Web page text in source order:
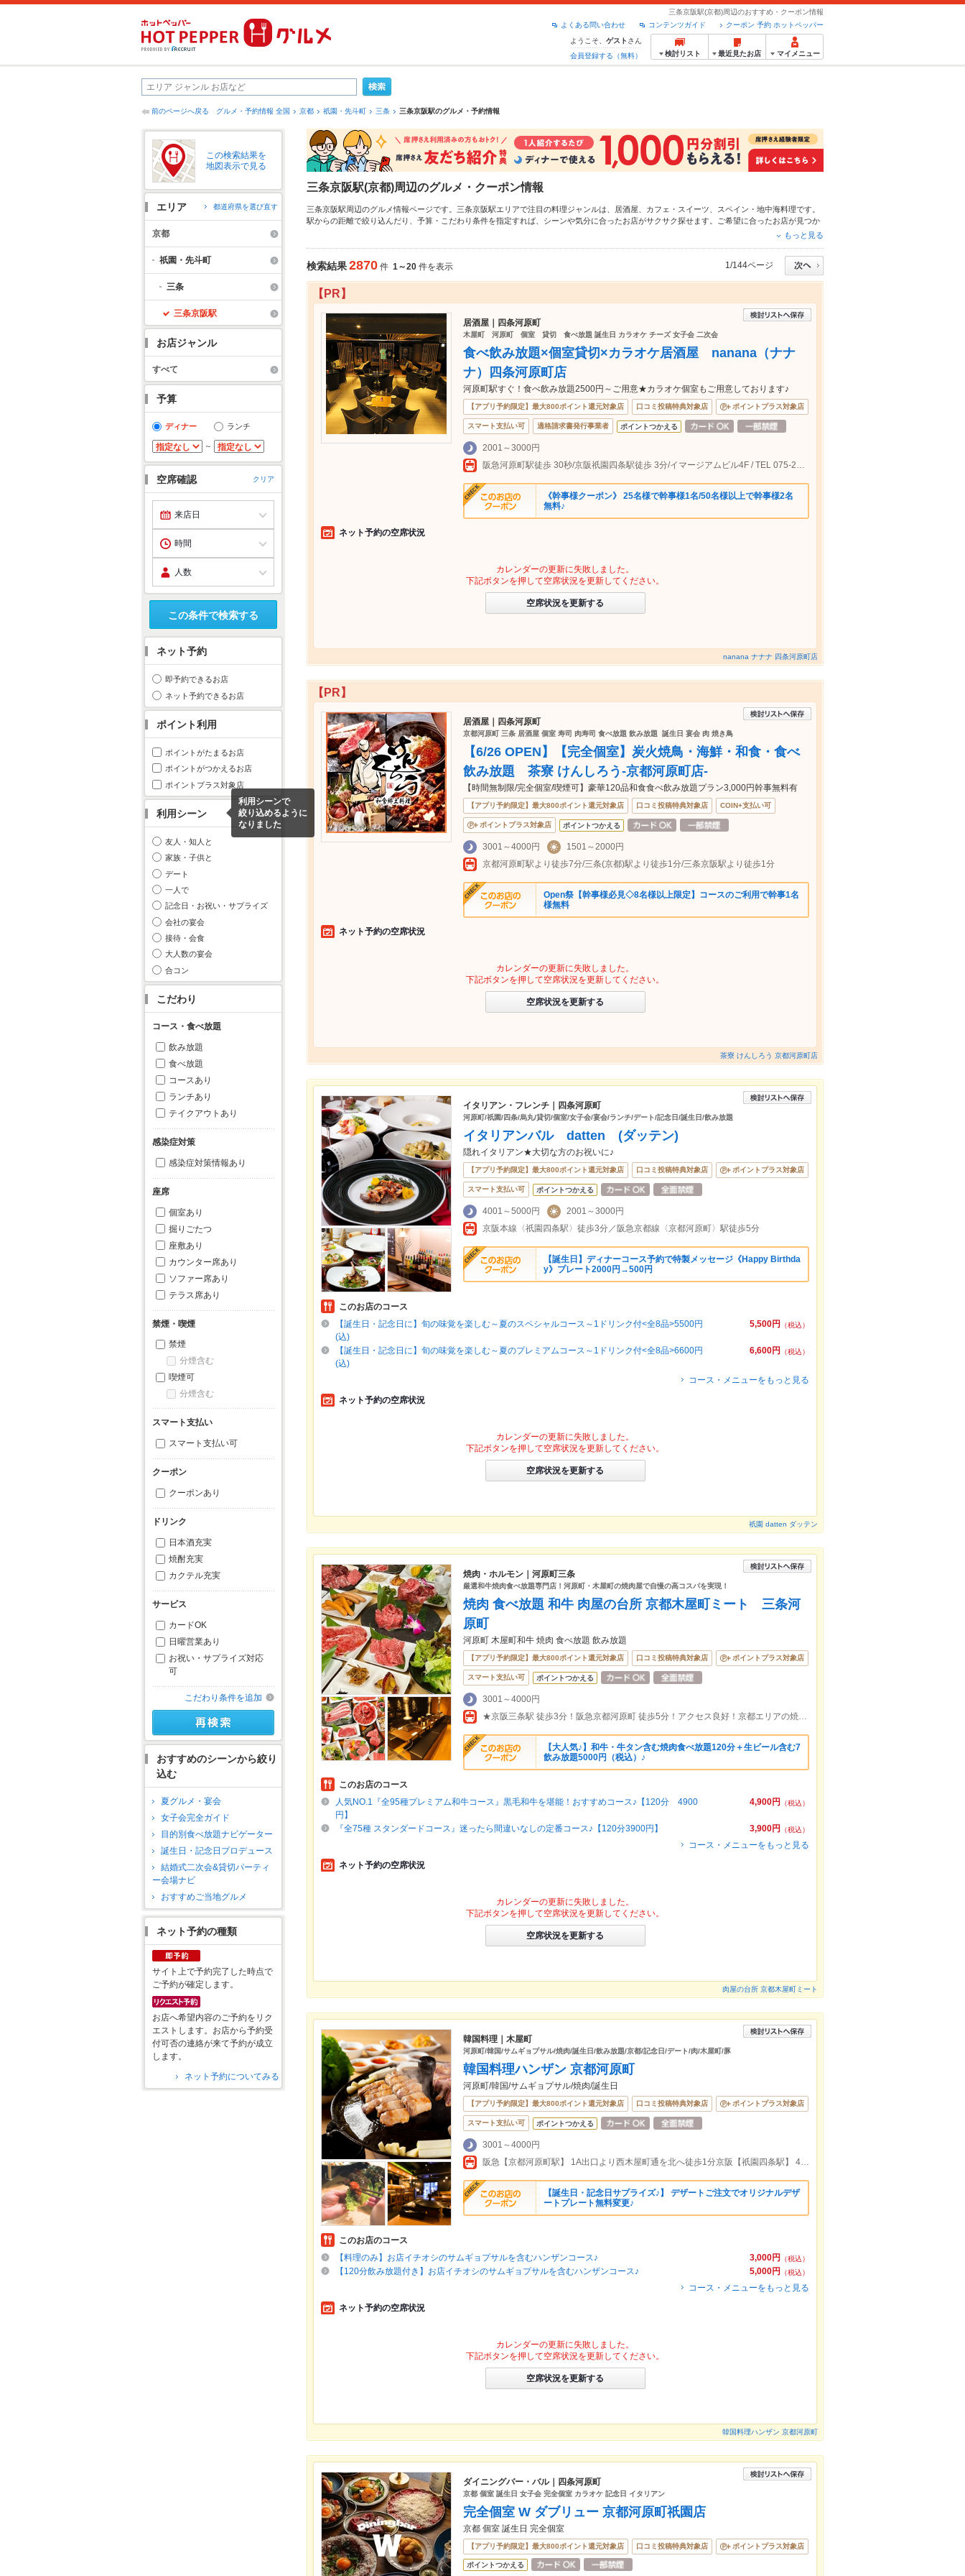
三条京阪駅(京都)周辺のおすすめ・クーポン情報
クーポン 予約 ホットペッパー
コンテンツガイド
よくある問い合わせ
ようこそ、 ゲスト さん
会員登録する（無料）
検討リスト 最近見たお店 マイメニュー
前のページへ戻る グルメ・予約情報 全国 京都 祇園・先斗町 三条 三条京阪駅のグルメ・予約情報
この検索結果を
地図表示で見る
エリア 都道府県を選び直す
京都
祇園・先斗町
三条
三条京阪駅
お店ジャンル
すべて
予算
ディナー ランチ
～
空席確認 クリア
この条件で検索する
ネット予約
即予約できるお店
ネット予約できるお店
ポイント利用
ポイントがたまるお店
ポイントがつかえるお店
ポイントプラス対象店
利用シーン
利用シーンで
絞り込めるように
なりました
友人・知人と
家族・子供と
デート
一人で
記念日・お祝い・サプライズ
会社の宴会
接待・会食
大人数の宴会
合コン
こだわり
コース・食べ放題
飲み放題
食べ放題
コースあり
ランチあり
テイクアウトあり
感染症対策
感染症対策情報あり
座席
個室あり
掘りごたつ
座敷あり
カウンター席あり
ソファー席あり
テラス席あり
禁煙・喫煙
禁煙
分煙含む
喫煙可
分煙含む
スマート支払い
スマート支払い可
クーポン
クーポンあり
ドリンク
日本酒充実
焼酎充実
カクテル充実
サービス
カードOK
日曜営業あり
お祝い・サプライズ対応
可
こだわり条件を追加
おすすめのシーンから絞り
込む
夏グルメ・宴会
女子会完全ガイド
目的別食べ放題ナビゲーター
誕生日・記念日プロデュース
結婚式二次会&貸切パーティ
ー会場ナビ
おすすめご当地グルメ
ネット予約の種類
サイト上で予約完了した時点で
ご予約が確定します。
お店へ希望内容のご予約をリク
エストします。お店から予約受
付可否の連絡が来て予約が成立
します。
ネット予約についてみる
三条京阪駅(京都)周辺のグルメ・クーポン情報
三条京阪駅周辺のグルメ情報ページです。三条京阪駅エリアで注目の料理ジャンルは、 居酒屋 カフェ・スイーツ スペイン・地中海料理です。
駅からの距離で絞り込んだり、予算・こだわり条件を指定すれば、シーンや気分に合ったお店がサクサク探せます。ご希望に合ったお店が見つか
もチェックしてみてください。ホットペッパーグルメなら、お得なクーポンはもちろん、こだわりメニュー
もっと見る
検索結果2870 件 1～20 件を表示 1/144ページ
【PR】
居酒屋｜四条河原町
木屋町 河原町 個室 貸切 食べ放題 誕生日 カラオケ チーズ 女子会 二次会
食べ飲み放題×個室貸切×カラオケ居酒屋 nanana（ナナ
ナ）四条河原町店
河原町駅すぐ！食べ飲み放題2500円～ご用意★カラオケ個室もご用意しております♪
【アプリ予約限定】最大800ポイント還元対象店 口コミ投稿特典対象店 ポイントプラス対象店
スマート支払い可 適格請求書発行事業者 ポイントつかえる
2001～3000円
阪急河原町駅徒歩 30秒/京阪祇園四条駅徒歩 3分/イマージアムビル4F / TEL 075-251-0025
《幹事様クーポン》 25名様で幹事様1名/50名様以上で幹事様2名
無料♪
ネット予約の空席状況
カレンダーの更新に失敗しました。
下記ボタンを押して空席状況を更新してください。
空席状況を更新する
nanana ナナナ 四条河原町店
【PR】
居酒屋｜四条河原町
京都河原町 三条 居酒屋 個室 寿司 肉寿司 食べ放題 飲み放題 誕生日 宴会 肉 焼き鳥
【6/26 OPEN】【完全個室】炭火焼鳥・海鮮・和食・食べ
飲み放題 茶寮 けんしろう-京都河原町店-
【時間無制限/完全個室/喫煙可】豪華120品和食食べ飲み放題プラン3,000円幹事無料有
【アプリ予約限定】最大800ポイント還元対象店 口コミ投稿特典対象店 COIN+支払い可
ポイントプラス対象店 ポイントつかえる
3001～4000円
1501～2000円
京都河原町駅より徒歩7分/三条(京都)駅より徒歩1分/三条京阪駅より徒歩1分
Open祭【幹事様必見◇8名様以上限定】コースのご利用で幹事1名
様無料
ネット予約の空席状況
カレンダーの更新に失敗しました。
下記ボタンを押して空席状況を更新してください。
空席状況を更新する
茶寮 けんしろう 京都河原町店
イタリアン・フレンチ｜四条河原町
河原町/祇園/四条/烏丸/貸切/個室/女子会/宴会/ランチ/デート/記念日/誕生日/飲み放題
イタリアンバル datten (ダッテン)
隠れイタリアン★大切な方のお祝いに♪
【アプリ予約限定】最大800ポイント還元対象店 口コミ投稿特典対象店 ポイントプラス対象店
スマート支払い可 ポイントつかえる
4001～5000円
2001～3000円
京阪本線〈祇園四条駅〉徒歩3分／阪急京都線〈京都河原町〉駅徒歩5分
【誕生日】ディナーコース予約で特製メッセージ《Happy Birthda
y》プレート2000円→500円
このお店のコース
5,500円
（税込）
【誕生日・記念日に】旬の味覚を楽しむ～夏のスペシャルコース～1ドリンク付<全8品>5500円
(込)
6,600円
（税込）
【誕生日・記念日に】旬の味覚を楽しむ～夏のプレミアムコース～1ドリンク付<全8品>6600円
(込)
コース・メニューをもっと見る
ネット予約の空席状況
カレンダーの更新に失敗しました。
下記ボタンを押して空席状況を更新してください。
空席状況を更新する
祇園 datten ダッテン
焼肉・ホルモン｜河原町三条
厳選和牛焼肉食べ放題専門店！河原町・木屋町の焼肉屋で自慢の高コスパを実現！
焼肉 食べ放題 和牛 肉屋の台所 京都木屋町ミート 三条河
原町
河原町 木屋町和牛 焼肉 食べ放題 飲み放題
【アプリ予約限定】最大800ポイント還元対象店 口コミ投稿特典対象店 ポイントプラス対象店
スマート支払い可 ポイントつかえる
3001～4000円
★京阪三条駅 徒歩3分！阪急京都河原町 徒歩5分！アクセス良好！京都エリアの焼肉食べ放題NO1のコスパ♪
【大人気♪】和牛・牛タン含む焼肉食べ放題120分＋生ビール含む7
飲み放題5000円（税込）♪
このお店のコース
4,900円
（税込）
人気NO.1『全95種プレミアム和牛コース』黒毛和牛を堪能！おすすめコース♪【120分 4900
円】
3,900円
（税込）
『全75種 スタンダードコース』迷ったら間違いなしの定番コース♪【120分3900円】
コース・メニューをもっと見る
ネット予約の空席状況
カレンダーの更新に失敗しました。
下記ボタンを押して空席状況を更新してください。
空席状況を更新する
肉屋の台所 京都木屋町ミート
韓国料理｜木屋町
河原町/韓国/サムギョプサル/焼肉/誕生日/飲み放題/京都/記念日/デート/肉/木屋町/豚
韓国料理ハンザン 京都河原町
河原町/韓国/サムギョプサル/焼肉/誕生日
【アプリ予約限定】最大800ポイント還元対象店 口コミ投稿特典対象店 ポイントプラス対象店
スマート支払い可 ポイントつかえる
3001～4000円
阪急【京都河原町駅】 1A出口より西木屋町通を北へ徒歩1分京阪【祇園四条駅】 4番出口より徒歩3分
【誕生日・記念日サプライズ♪】 デザートご注文でオリジナルデザ
ートプレート無料変更♪
このお店のコース
3,000円
（税込）
【料理のみ】お店イチオシのサムギョプサルを含むハンザンコース♪
5,000円
（税込）
【120分飲み放題付き】お店イチオシのサムギョプサルを含むハンザンコース♪
コース・メニューをもっと見る
ネット予約の空席状況
カレンダーの更新に失敗しました。
下記ボタンを押して空席状況を更新してください。
空席状況を更新する
韓国料理ハンザン 京都河原町
ダイニングバー・バル｜四条河原町
京都 個室 誕生日 女子会 完全個室 カラオケ 記念日 イタリアン
完全個室 W ダブリュー 京都河原町祇園店
京都 個室 誕生日 完全個室
【アプリ予約限定】最大800ポイント還元対象店 口コミ投稿特典対象店 ポイントプラス対象店
ポイントつかえる